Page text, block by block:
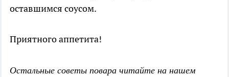
оставшимся соусом.
Приятного аппетита!
Остальные советы повара читайте на нашем